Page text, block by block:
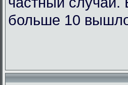
больше 10